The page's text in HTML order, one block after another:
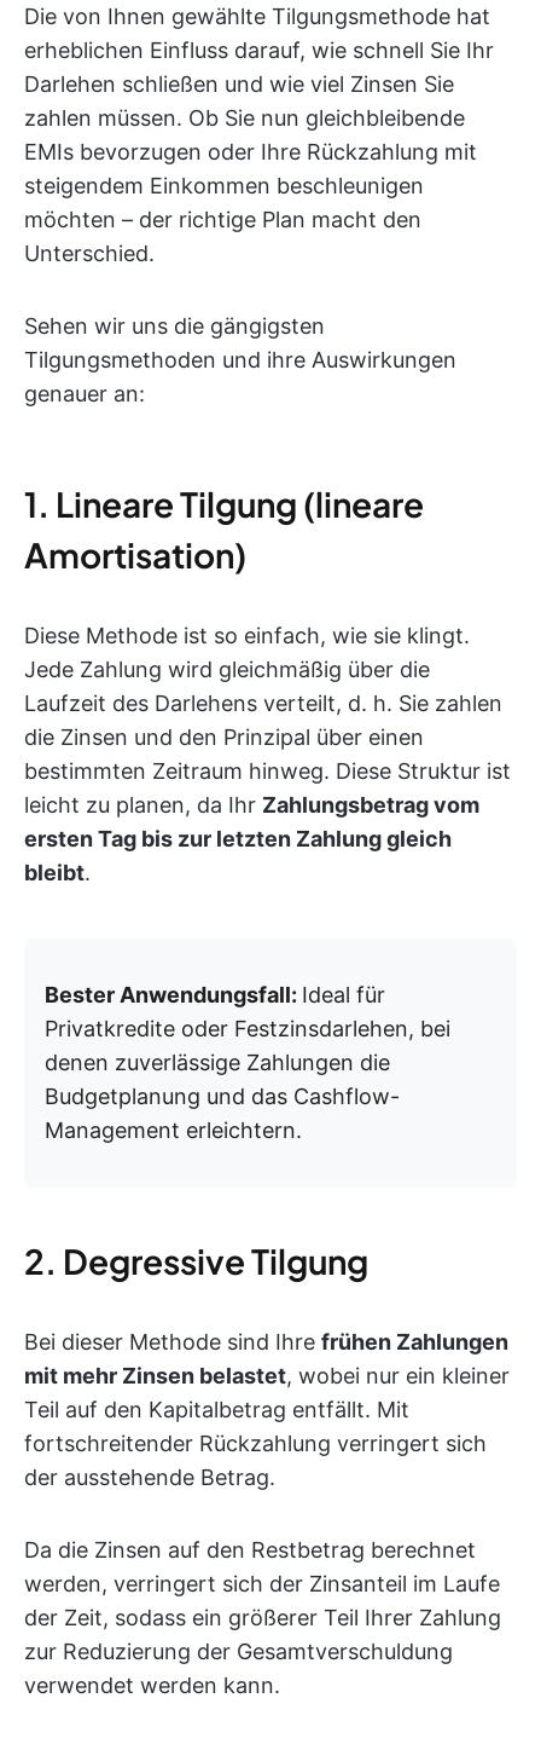
Die von Ihnen gewählte Tilgungsmethode hat
erheblichen Einfluss darauf, wie schnell Sie Ihr
Darlehen schließen und wie viel Zinsen Sie
zahlen müssen. Ob Sie nun gleichbleibende
EMIs bevorzugen oder Ihre Rückzahlung mit
steigendem Einkommen beschleunigen
möchten – der richtige Plan macht den
Unterschied.
Sehen wir uns die gängigsten
Tilgungsmethoden und ihre Auswirkungen
genauer an:
1. Lineare Tilgung (lineare
Amortisation)
Diese Methode ist so einfach, wie sie klingt.
Jede Zahlung wird gleichmäßig über die
Laufzeit des Darlehens verteilt, d. h. Sie zahlen
die Zinsen und den Prinzipal über einen
bestimmten Zeitraum hinweg. Diese Struktur ist
leicht zu planen, da Ihr Zahlungsbetrag vom
ersten Tag bis zur letzten Zahlung gleich
bleibt.
Bester Anwendungsfall: Ideal für
Privatkredite oder Festzinsdarlehen, bei
denen zuverlässige Zahlungen die
Budgetplanung und das Cashflow-
Management erleichtern.
2. Degressive Tilgung
Bei dieser Methode sind Ihre frühen Zahlungen
mit mehr Zinsen belastet, wobei nur ein kleiner
Teil auf den Kapitalbetrag entfällt. Mit
fortschreitender Rückzahlung verringert sich
der ausstehende Betrag.
Da die Zinsen auf den Restbetrag berechnet
werden, verringert sich der Zinsanteil im Laufe
der Zeit, sodass ein größerer Teil Ihrer Zahlung
zur Reduzierung der Gesamtverschuldung
verwendet werden kann.